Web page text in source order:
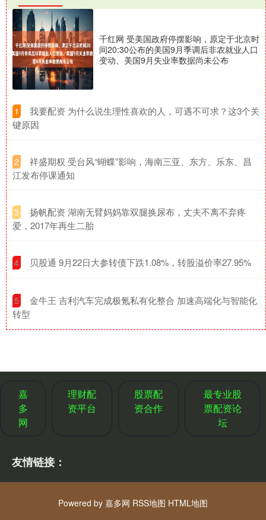
千红网 受美国政府停摆影响，原定于北京时
间20:30公布的美国9月季调后非农就业人口
变动、美国9月失业率数据尚未公布
1
​我要配资 为什么说生理性喜欢的人，可遇不可求？这3个关
键原因
2
​祥盛期权 受台风“蝴蝶”影响，海南三亚、东方、乐东、昌
江发布停课通知
3
​扬帆配资 湖南无臂妈妈靠双腿换尿布，丈夫不离不弃疼
爱，2017年再生二胎
4 ​贝股通 9月22日大参转债下跌1.08%，转股溢价率27.95%
5
​金牛王 吉利汽车完成极氪私有化整合 加速高端化与智能化
转型
嘉
多
网
理财配
资平台
股票配
资合作
最专业股
票配资论
坛
友情链接：
Powered by 嘉多网 RSS地图 HTML地图